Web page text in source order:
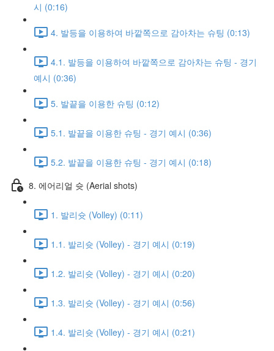
시 (0:16)
4. 발등을 이용하여 바깥쪽으로 감아차는 슈팅 (0:13)
4.1. 발등을 이용하여 바깥쪽으로 감아차는 슈팅 - 경기
예시 (0:36)
5. 발끝을 이용한 슈팅 (0:12)
5.1. 발끝을 이용한 슈팅 - 경기 예시 (0:36)
5.2. 발끝을 이용한 슈팅 - 경기 예시 (0:18)
8. 에어리얼 슛 (Aerial shots)
1. 발리슛 (Volley) (0:11)
1.1. 발리슛 (Volley) - 경기 예시 (0:19)
1.2. 발리슛 (Volley) - 경기 예시 (0:20)
1.3. 발리슛 (Volley) - 경기 예시 (0:56)
1.4. 발리슛 (Volley) - 경기 예시 (0:21)